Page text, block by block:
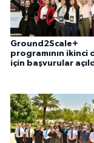
Ground2Scale+
programının ikinci
için başvurular